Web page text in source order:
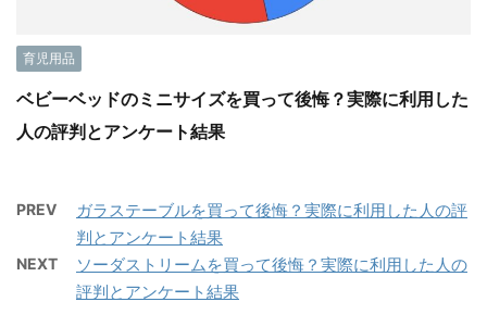
育児用品
ベビーベッドのミニサイズを買って後悔？実際に利用した
人の評判とアンケート結果
PREV
ガラステーブルを買って後悔？実際に利用した人の評
判とアンケート結果
NEXT
ソーダストリームを買って後悔？実際に利用した人の
評判とアンケート結果